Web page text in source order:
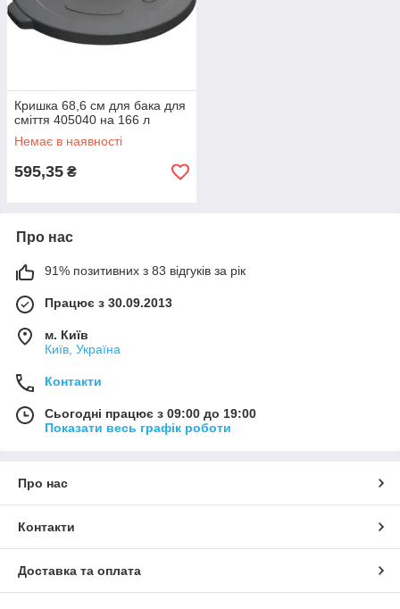
Кришка 68,6 см для бака для
сміття 405040 на 166 л
Немає в наявності
595,35 ₴
Про нас
91% позитивних з 83 відгуків за рік
Працює з 30.09.2013
м. Київ
Київ, Україна
Контакти
Сьогодні працює з 09:00 до 19:00
Показати весь графік роботи
Про нас
Контакти
Доставка та оплата